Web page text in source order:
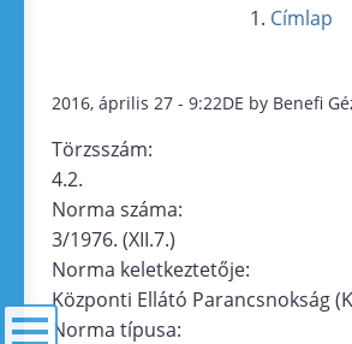
Címlap
2016, április 27 - 9:22DE by Benefi
Törzsszám:
4.2.
Norma száma:
3/1976. (XII.7.)
Norma keletkeztetője:
Központi Ellátó Parancsnokság
Norma típusa: